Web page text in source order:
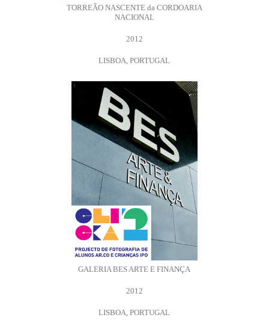
TORREÃO NASCENTE da CORDOARIA
NACIONAL
2012
LISBOA, PORTUGAL
GALERIA BES ARTE E FINANÇA
2012
LISBOA, PORTUGAL